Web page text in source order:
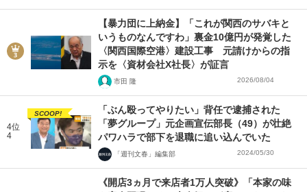
【暴力団に上納金】「これが関西のサバキと
いうものなんですわ」裏金10億円が発覚した
〈関西国際空港〉建設工事 元請けからの指
示を〈資材会社X社長〉が証言
市田 隆 2026/08/04
4位
4
SCOOP!
「ぶん殴ってやりたい」背任で逮捕された
「夢グループ」元企画宣伝部長（49）が壮絶
パワハラで部下を退職に追い込んでいた
「週刊文春」編集部 2024/05/30
《開店3ヵ月で来店者1万人突破》「本家の味